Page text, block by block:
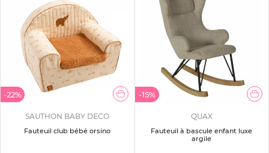
-22%
SAUTHON BABY DECO
Fauteuil club bébé orsino
-15%
QUAX
Fauteuil à bascule enfant luxe
argile